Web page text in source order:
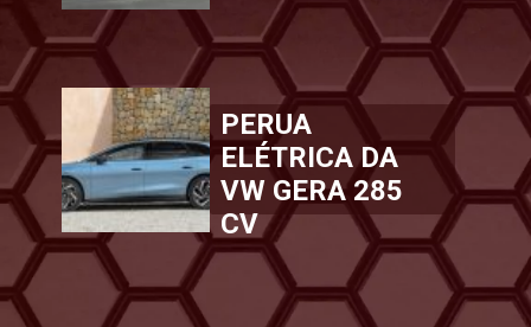
PERUA
ELÉTRICA DA
VW GERA 285
CV